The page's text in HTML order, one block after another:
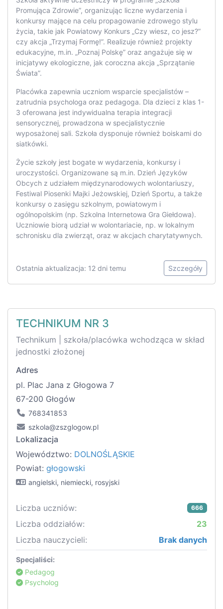
Promująca Zdrowie”, organizując liczne wydarzenia i
konkursy mające na celu propagowanie zdrowego stylu
życia, takie jak Powiatowy Konkurs „Czy wiesz, co jesz?”
czy akcja „Trzymaj Formę!”. Realizuje również projekty
edukacyjne, m.in. „Poznaj Polskę” oraz angażuje się w
inicjatywy ekologiczne, jak coroczna akcja „Sprzątanie
Świata”.
Placówka zapewnia uczniom wsparcie specjalistów –
zatrudnia psychologa oraz pedagoga. Dla dzieci z klas 1-
3 oferowana jest indywidualna terapia integracji
sensorycznej, prowadzona w specjalistycznie
wyposażonej sali. Szkoła dysponuje również boiskami do
siatkówki.
Życie szkoły jest bogate w wydarzenia, konkursy i
uroczystości. Organizowane są m.in. Dzień Języków
Obcych z udziałem międzynarodowych wolontariuszy,
Festiwal Piosenki Majki Jeżowskiej, Dzień Sportu, a także
konkursy o zasięgu szkolnym, powiatowym i
ogólnopolskim (np. Szkolna Internetowa Gra Giełdowa).
Uczniowie biorą udział w wolontariacie, np. w lokalnym
schronisku dla zwierząt, oraz w akcjach charytatywnych.
Ostatnia aktualizacja: 12 dni temu Szczegóły
TECHNIKUM NR 3
Technikum | szkoła/placówka wchodząca w skład
jednostki złożonej
Adres
pl. Plac Jana z Głogowa 7
67-200 Głogów
768341853
szkola@zszglogow.pl
Lokalizacja
Województwo: DOLNOŚLĄSKIE
Powiat: głogowski
angielski, niemiecki, rosyjski
Liczba uczniów: 666
Liczba oddziałów:
23
Liczba nauczycieli:
Brak danych
Specjaliści:
Pedagog
Psycholog